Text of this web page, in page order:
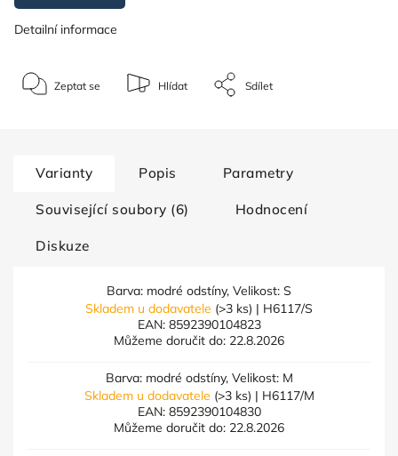
Detailní informace
Zeptat se Hlídat Sdílet
Varianty Popis Parametry
Související soubory (6) Hodnocení
Diskuze
Barva: modré odstíny, Velikost: S
Skladem u dodavatele (>3 ks) | H6117/S
EAN: 8592390104823
Můžeme doručit do: 22.8.2026
Barva: modré odstíny, Velikost: M
Skladem u dodavatele (>3 ks) | H6117/M
EAN: 8592390104830
Můžeme doručit do: 22.8.2026